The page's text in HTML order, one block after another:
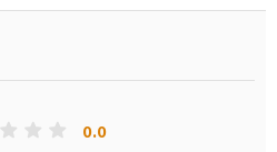
0.0